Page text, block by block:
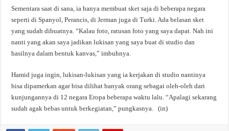
Sementara saat di sana, ia hanya membuat sket saja di beberapa negara
seperti di Spanyol, Perancis, di Jerman juga di Turki. Ada belasan sket
yang sudah dibuatnya. “Kalau foto, ratusan foto yang saya dapat. Nah ini
nanti yang akan saya jadikan lukisan yang saya buat di studio dan
hasilnya dalam bentuk kanvas,” imbuhnya.
Hamid juga ingin, lukisan-lukisan yang ia kerjakan di studio nantinya
bisa dipamerkan agar bisa dilihat banyak orang sebagai oleh-oleh dari
kunjungannya di 12 negara Eropa beberapa waktu lalu. “Apalagi sekarang
sudah agak bebas untuk berkegiatan,” pungkasnya. (in)